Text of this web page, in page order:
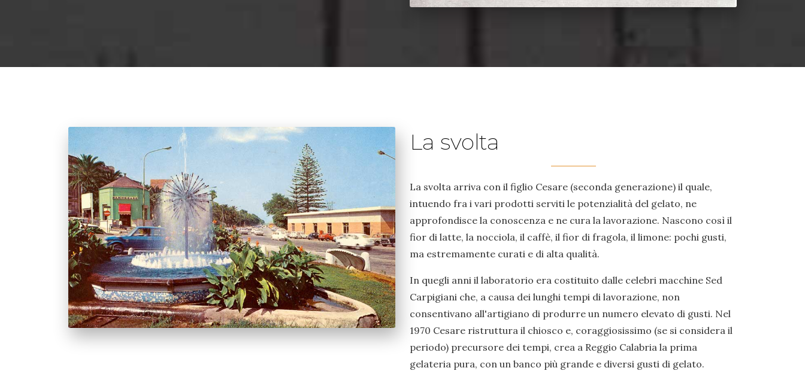
La svolta
La svolta arriva con il figlio Cesare (seconda generazione) il quale,
intuendo fra i vari prodotti serviti le potenzialità del gelato, ne
approfondisce la conoscenza e ne cura la lavorazione. Nascono così il
fior di latte, la nocciola, il caffè, il fior di fragola, il limone: pochi gusti,
ma estremamente curati e di alta qualità.
In quegli anni il laboratorio era costituito dalle celebri macchine Sed
Carpigiani che, a causa dei lunghi tempi di lavorazione, non
consentivano all'artigiano di produrre un numero elevato di gusti. Nel
1970 Cesare ristruttura il chiosco e, coraggiosissimo (se si considera il
periodo) precursore dei tempi, crea a Reggio Calabria la prima
gelateria pura, con un banco più grande e diversi gusti di gelato.